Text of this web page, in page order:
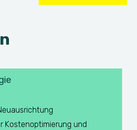
Kostenoptimierung und